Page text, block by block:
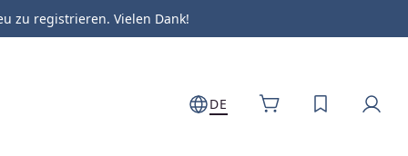
zu registrieren. Vielen Dank!
DE DU HAST 0